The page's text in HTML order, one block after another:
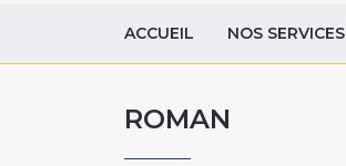
ACCUEIL NOS SERVICES
ROMAN